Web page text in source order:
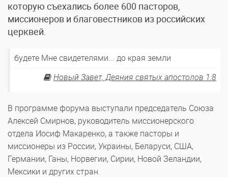
которую съехались более 600 пасторов,
миссионеров и благовестников из российских
церквей.
будете Мне свидетелями... до края земли
Новый Завет, Деяния святых апостолов 1:8
В программе форума выступали председатель Союза
Алексей Смирнов, руководитель миссионерского
отдела Иосиф Макаренко, а также пасторы и
миссионеры из России, Украины, Беларуси, США,
Германии, Ганы, Норвегии, Сирии, Новой Зеландии,
Мексики и других стран.